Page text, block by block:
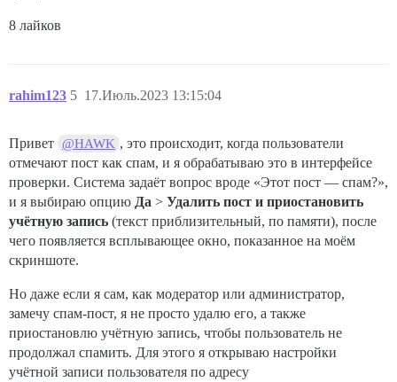
8 лайков
rahim123 17.Июль.2023 13:15:04
5
Привет @HAWK , это происходит, когда пользователи
отмечают пост как спам, и я обрабатываю это в интерфейсе
проверки. Система задаёт вопрос вроде «Этот пост — спам?»,
и я выбираю опцию Да > Удалить пост и приостановить
учётную запись (текст приблизительный, по памяти), после
чего появляется всплывающее окно, показанное на моём
скриншоте.
Но даже если я сам, как модератор или администратор,
замечу спам-пост, я не просто удалю его, а также
приостановлю учётную запись, чтобы пользователь не
продолжал спамить. Для этого я открываю настройки
учётной записи пользователя по адресу